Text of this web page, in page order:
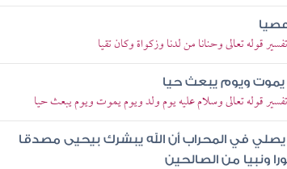
عصيا
قوله تعالى وحنانا من لدنا وزكواة وكان تقيا
يموت ويوم يبعث حيا
قوله تعالى وسلام عليه يوم ولد ويوم يموت ويوم يبعث حيا
يصلي في المحراب أن الله يبشرك بيحيى مصدقا
ونبيا من الصالحين